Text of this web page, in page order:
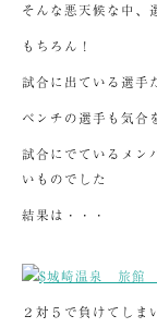
そんな悪天候な中、
もちろん！
試合に出ている選手
ベンチの選手も気合
試合にでているメン
いものでした
結果は・・・
２対５で負けてしま